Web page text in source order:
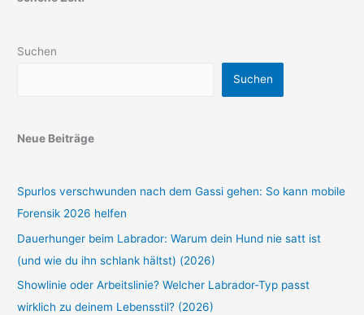
Suchen
Suchen
Neue Beiträge
Spurlos verschwunden nach dem Gassi gehen: So kann mobile
Forensik 2026 helfen
Dauerhunger beim Labrador: Warum dein Hund nie satt ist
(und wie du ihn schlank hältst) (2026)
Showlinie oder Arbeitslinie? Welcher Labrador-Typ passt
wirklich zu deinem Lebensstil? (2026)